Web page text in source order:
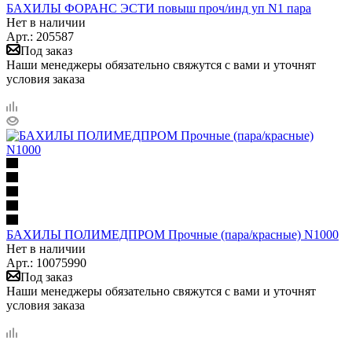
БАХИЛЫ ФОРАНС ЭСТИ повыш проч/инд уп N1 пара
Нет в наличии
Арт.: 205587
Под заказ
Наши менеджеры обязательно свяжутся с вами и уточнят
условия заказа
БАХИЛЫ ПОЛИМЕДПРОМ Прочные (пара/красные) N1000
Нет в наличии
Арт.: 10075990
Под заказ
Наши менеджеры обязательно свяжутся с вами и уточнят
условия заказа